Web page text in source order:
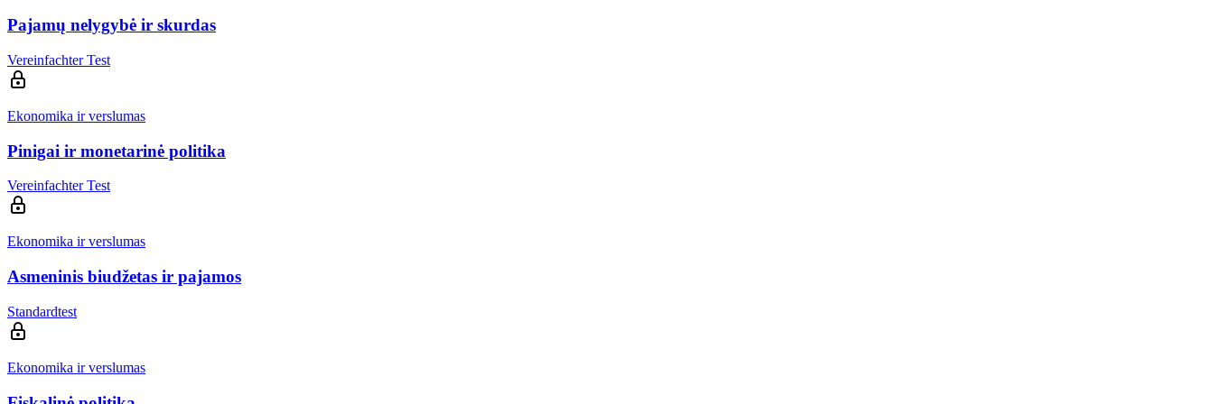
Pajamų nelygybė ir skurdas
Vereinfachter Test
Ekonomika ir verslumas
Pinigai ir monetarinė politika
Vereinfachter Test
Ekonomika ir verslumas
Asmeninis biudžetas ir pajamos
Standardtest
Ekonomika ir verslumas